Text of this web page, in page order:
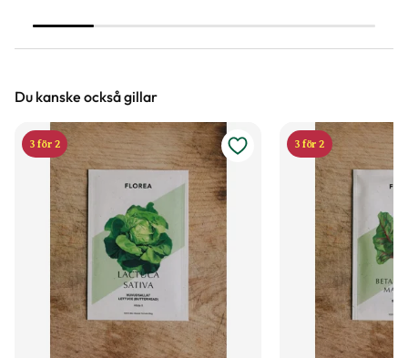
våra bästa tips.
tomat.
Du kanske också gillar
3 för 2 3 för 2